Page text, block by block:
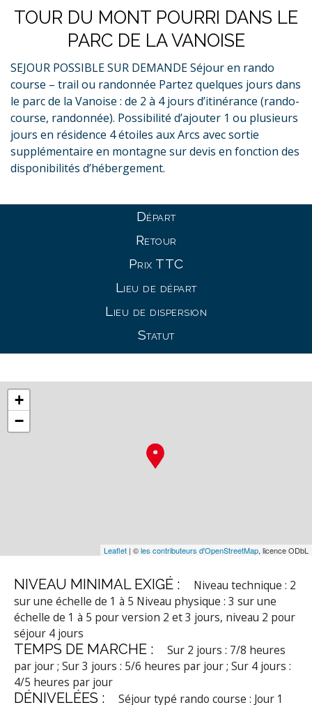
TOUR DU MONT POURRI DANS LE
PARC DE LA VANOISE
SEJOUR POSSIBLE SUR DEMANDE Séjour en rando
course – trail ou randonnée Partez quelques jours dans
le parc de la Vanoise : de 2 à 4 jours d’itinérance (rando-
course, randonnée). Possibilité d’ajouter 1 ou plusieurs
jours en résidence 4 étoiles aux Arcs avec sortie
supplémentaire en montagne sur devis en fonction des
disponibilités d’hébergement.
Départ
Retour
Prix TTC
Lieu de départ
Lieu de dispersion
Statut
+
−
Leaflet | ©les contributeurs d'OpenStreetMap, licence ODbL
NIVEAU MINIMAL EXIGÉ :
Niveau technique : 2
sur une échelle de 1 à 5 Niveau physique : 3 sur une
échelle de 1 à 5 pour version 2 et 3 jours, niveau 2 pour
séjour 4 jours
TEMPS DE MARCHE :
Sur 2 jours : 7/8 heures
par jour ; Sur 3 jours : 5/6 heures par jour ; Sur 4 jours :
4/5 heures par jour
DÉNIVELÉES : Séjour typé rando course : Jour 1